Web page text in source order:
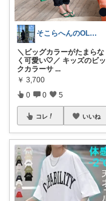
そこらへんのOL💎経由購入ありがとう
＼ビッグカラーがたまらな
く可愛い🤍／ キッズのビッ
クカラーサ ...
￥ 3,700
0 0 5
コレ いいね